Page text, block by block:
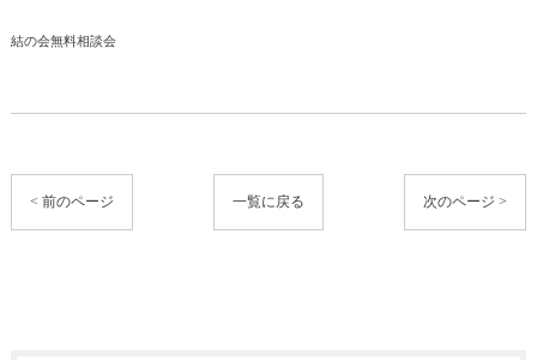
結の会無料相談会
< 前のページ 一覧に戻る 次のページ >